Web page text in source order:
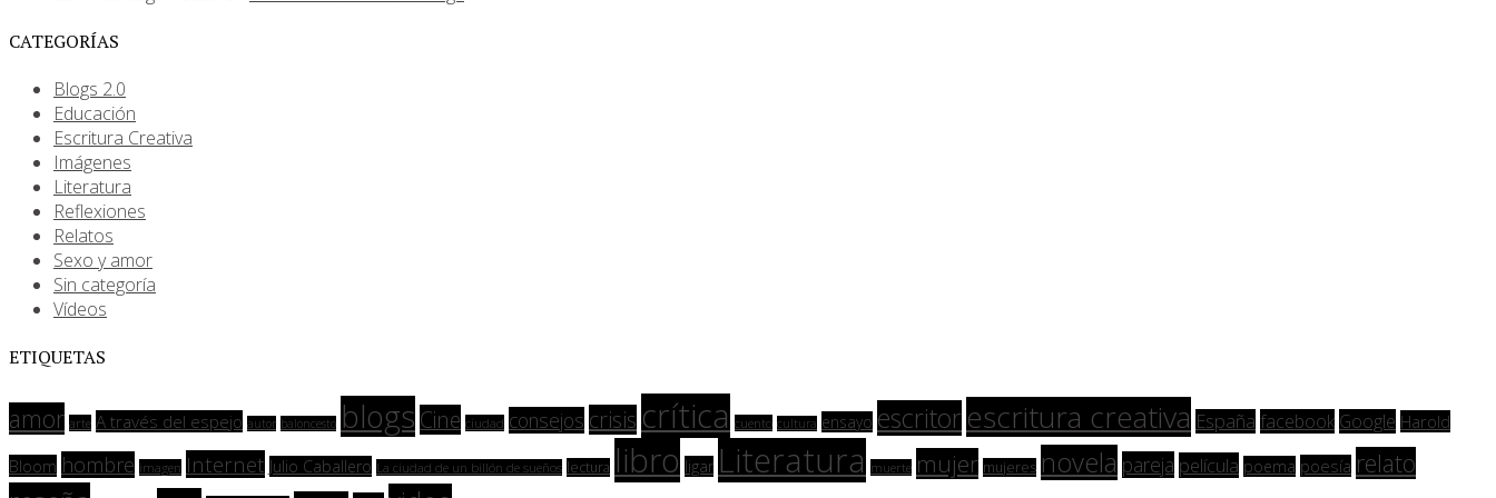
CATEGORÍAS
Blogs 2.0
Educación
Escritura Creativa
Imágenes
Literatura
Reflexiones
Relatos
Sexo y amor
Sin categoría
Vídeos
ETIQUETAS
amor arte A través del espejo autor baloncesto blogs Cine ciudad consejos crisis crítica cuento cultura ensayo escritor escritura creativa España facebook Google Harold
Bloom hombre imagen Internet Julio Caballero La ciudad de un billón de sueños lectura libro ligar Literatura muerte mujer mujeres novela pareja película poema poesía relato